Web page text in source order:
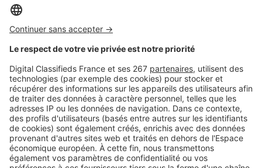
Image
L’immobilier à Saint-Nazaire porté
par un cadre de vie de plus en
plus recherché
Image
Villes
Où voir la Coupe du Monde 2026 à
Paris ? Nos adresses pour vivre
chaque match à fond